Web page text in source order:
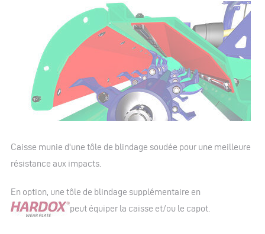
Caisse munie d'une tôle de blindage soudée pour une meilleure
résistance aux impacts.
En option, une tôle de blindage supplémentaire en
peut équiper la caisse et/ou le capot.